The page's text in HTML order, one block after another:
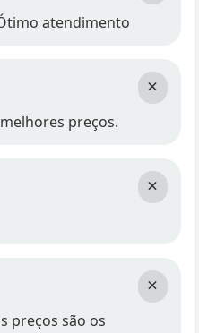
atendimento
×
preços.
×
×
preços são os